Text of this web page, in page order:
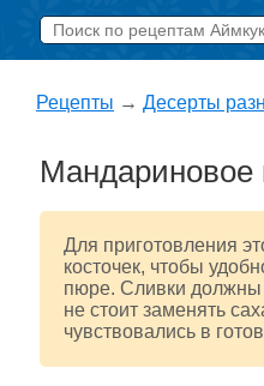
Рецепты → Десерты
Мандариновое
Для приготовления
косточек, чтобы
пюре. Сливки должны
не стоит заменять
чувствовались в